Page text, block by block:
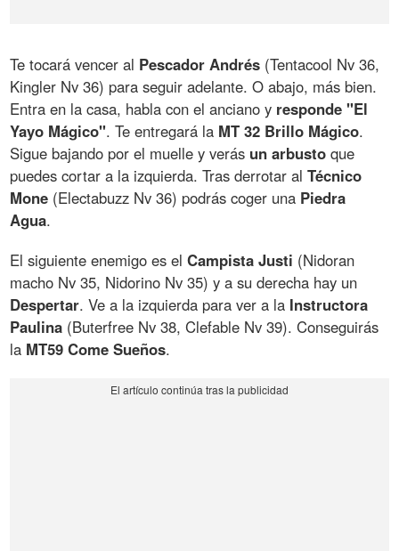
Te tocará vencer al Pescador Andrés (Tentacool Nv 36,
Kingler Nv 36) para seguir adelante. O abajo, más bien.
Entra en la casa, habla con el anciano y responde "El
Yayo Mágico". Te entregará la MT 32 Brillo Mágico.
Sigue bajando por el muelle y verás un arbusto que
puedes cortar a la izquierda. Tras derrotar alTécnico
Mone (Electabuzz Nv 36) podrás coger una Piedra
Agua.
El siguiente enemigo es elCampista Justi (Nidoran
macho Nv 35, Nidorino Nv 35) y a su derecha hay un
Despertar. Ve a la izquierda para ver a la Instructora
Paulina (Buterfree Nv 38, Clefable Nv 39). Conseguirás
la MT59 Come Sueños.